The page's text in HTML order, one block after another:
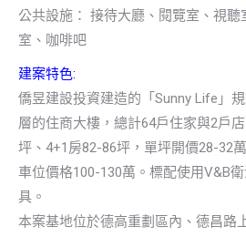
公共設施： 接待大廳、閱覽室、視
室、咖啡吧
建案特色:
僑昱建設投資建造的「Sunny Life」
層的住商大樓，總計64戶住家與2戶
坪、4+1房82-86坪，單坪開價28-32
車位價格100-130萬。標配使用V&B
具。
本案基地位於德高重劃區內、德昌路